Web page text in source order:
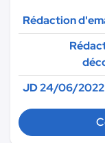
Rédaction
JD 24/06/2022